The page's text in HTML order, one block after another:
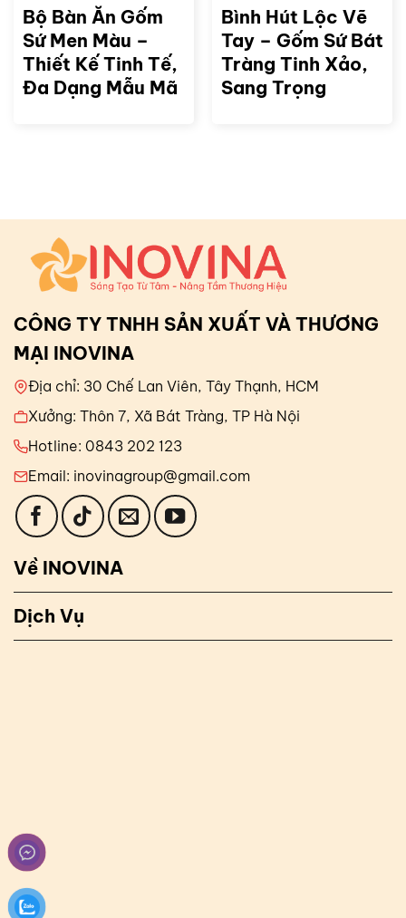
Bộ Bàn Ăn Gốm
Sứ Men Màu –
Thiết Kế Tinh Tế,
Đa Dạng Mẫu Mã
Bình Hút Lộc Vẽ
Tay – Gốm Sứ Bát
Tràng Tinh Xảo,
Sang Trọng
CÔNG TY TNHH SẢN XUẤT VÀ THƯƠNG
MẠI INOVINA
Địa chỉ: 30 Chế Lan Viên, Tây Thạnh, HCM
Xưởng: Thôn 7, Xã Bát Tràng, TP Hà Nội
Hotline: 0843 202 123
Email: inovinagroup@gmail.com
Về INOVINA
Dịch Vụ
✉